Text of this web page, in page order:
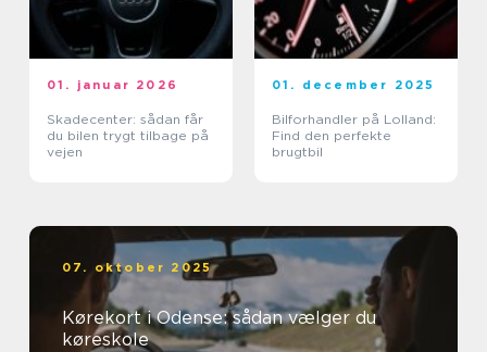
01. januar 2026
Skadecenter: sådan får
du bilen trygt tilbage på
vejen
01. december 2025
Bilforhandler på Lolland:
Find den perfekte
brugtbil
07. oktober 2025
Kørekort i Odense: sådan vælger du
køreskole